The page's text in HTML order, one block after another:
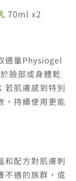
70ml x2
適量Physiogel
臉部或身體乾
若肌膚感到特別
，持續使用更能
和配方對肌膚刺
不適的族群，或